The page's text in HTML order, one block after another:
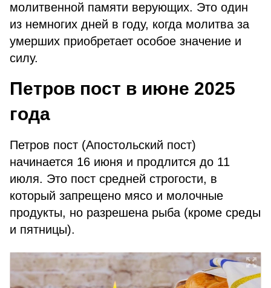
молитвенной памяти верующих. Это один
из немногих дней в году, когда молитва за
умерших приобретает особое значение и
силу.
Петров пост в июне 2025
года
Петров пост (Апостольский пост)
начинается 16 июня и продлится до 11
июля. Это пост средней строгости, в
который запрещено мясо и молочные
продукты, но разрешена рыба (кроме среды
и пятницы).